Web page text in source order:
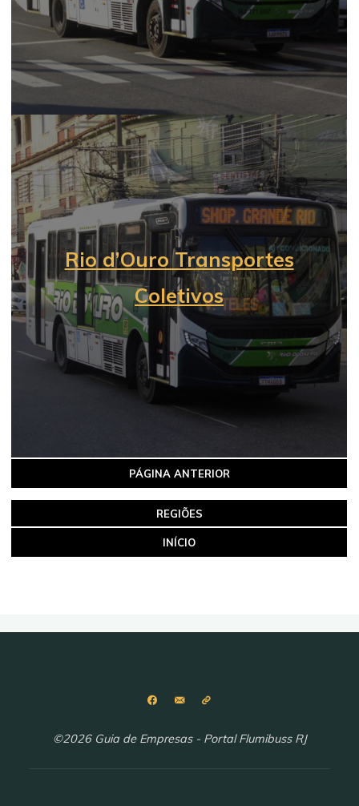
Rio d’Ouro Transportes
Coletivos
PÁGINA ANTERIOR
REGIÕES
INÍCIO
©2026 Guia de Empresas - Portal Flumibuss RJ